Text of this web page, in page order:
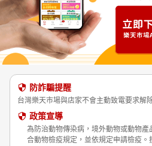
防詐騙提醒
台灣樂天市場與店家不會主動致電要求解
政策宣導
為防治動物傳染病，境外動物或動物
合動物檢疫規定，並依規定申請檢疫